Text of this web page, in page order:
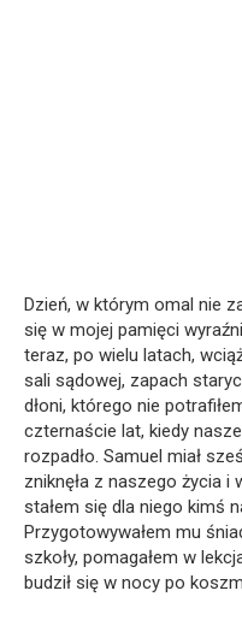
Dzień, w którym omal nie
się w mojej pamięci
teraz, po wielu latach,
sali sądowej, zapach
dłoni, którego nie
czternaście lat, kiedy
rozpadło. Samuel miał
zniknęła z naszego życia i
stałem się dla niego kimś
Przygotowywałem mu
szkoły, pomagałem w
budził się w nocy po